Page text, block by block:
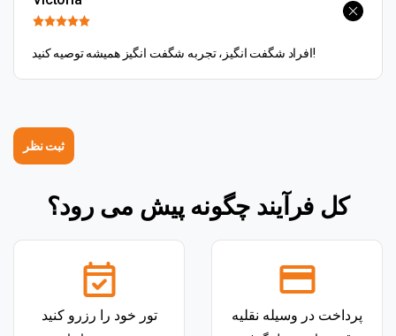
افراد شگفت انگیز، تجربه شگفت انگیز همیشه توصیه کنید!
ثبت نظر
کل فرآیند چگونه پیش می رود؟
تور خود را رزرو کنید پرداخت در وسیله نقلیه